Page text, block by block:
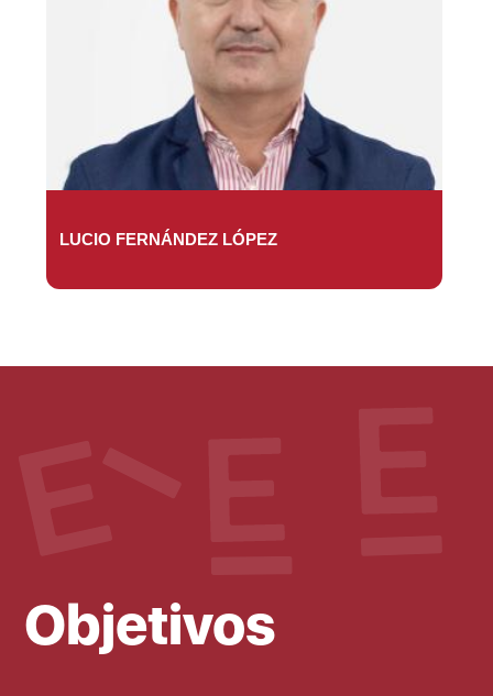
LUCIO FERNÁNDEZ LÓPEZ
Objetivos